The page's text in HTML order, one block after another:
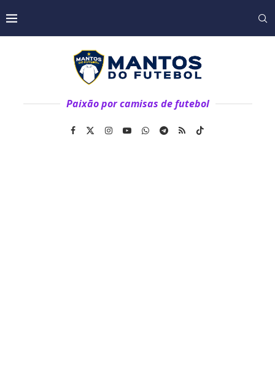
Paixão por camisas de futebol